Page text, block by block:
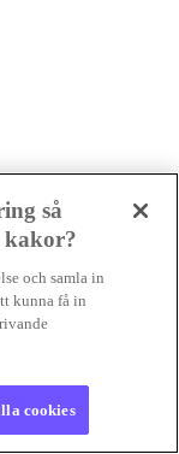
och
banker har dragit
ökat sin
så
kakor?
och samla in
kunna få in
cookies